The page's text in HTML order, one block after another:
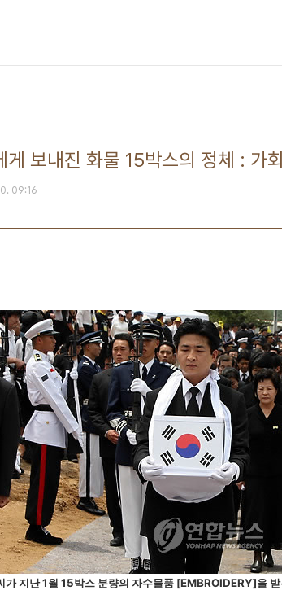
게 보내진 화물 15박스의 정체 : 가
09:16
가 지난 1월 15박스 분량의 자수물품 [EMBROIDERY]을